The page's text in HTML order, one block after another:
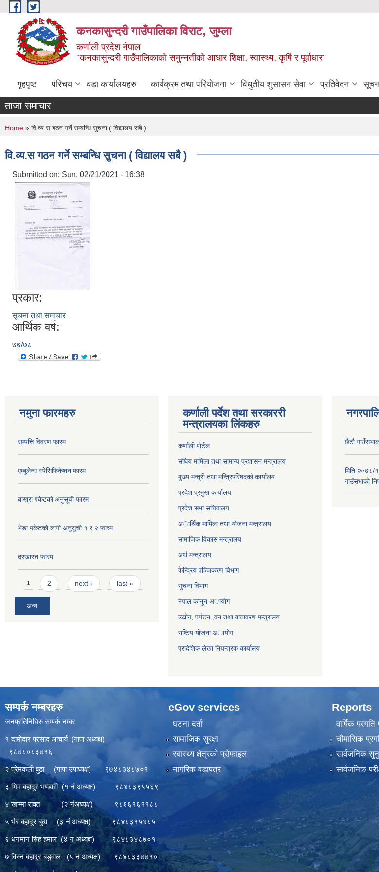
Skip to main content
कनकासुन्दरी गाउँपालिका विराट, जुम्ला
कर्णाली प्रदेश नेपाल
"कनकासुन्दरी गाउँपालिकाको समुन्नतीको आधार शिक्षा, स्वास्थ्य, कृर्षि र पूर्वाधार"
गृहपृष्ठ परिचय वडा कार्यालयहरु कार्यक्रम तथा परियोजना विधुतीय शुसासन सेवा प्रतिवेदन
ताजा समाचार
You are here
Home » वि.व्य.स गठन गर्ने सम्बन्धि सुचना ( विद्यालय सबै )
वि.व्य.स गठन गर्ने सम्बन्धि सुचना ( विद्यालय सबै )
Submitted on: Sun, 02/21/2021 - 16:38
प्रकार:
सूचना तथा समाचार
आर्थिक वर्ष:
७७/७८
नमुना फारमहरु
सम्पत्ति विवरण फारम
एम्बुलेन्स स्पेसिफिकेशन फारम
बाख्रा पकेटको अनुसूची फारम
भेडा पकेटको लागी अनुसुची १ र २ फारम
दरखास्त फारम
Pages
1 2 next › last »
अन्य
कर्णाली पर्देश तथा सरकाररी
मन्त्रालयका लिंकहरु
कर्णाली पाेर्टल
संघिय मामिला तथा सामान्य प्रशासन मन्त्रालय
मुख्य मन्त्री तथा मन्त्रिपरिषदको कार्यालय
प्रदेश प्रमुख कार्यालय
प्रदेश सभा सचिवालय
अार्थिक मामिला तथा याेजना मन्त्रालय
सामाजिक विकास मन्त्रालय
अर्थ मन्त्रालय
केन्द्रिय पञ्जिकरण विभाग
सुचना विभाग
नेपाल कानुन अायाेग
उद्योग, पर्यटन ,वन तथा बातावरण मन्त्रालय
राष्टिय याेजना अायोग
प्रादेशिक लेखा नियन्त्रक कार्यालय
छैटौ
मिति २०७८/
गाउँसभाको
सम्पर्क नम्बरहरु
जनप्रतिनिधिरु सम्पर्क नम्बर
१ दामोदार प्रसाद आचार्य (गापा अध्यक्ष)
९८४८०८३४१६
२ प्रेमकली बुढा (गापा उपाध्यक्ष) ९७४८३४८७०१
३ भिम बहादुर भण्डारी (१ नं अध्यक्ष) ९८४८३९५५६९
४ खाम्मा रावत (२ नंअध्यक्ष) ९८६६१६११८८
५ भैर बहादुर बुढा (३ नं अध्यक्ष) ९८४८३१५४८५
६ धनमान सिह हमाल (४ नं अध्यक्ष) ९८४८३४८७०१
७ विस्न बहादुर बडुवाल (५ नं अध्यक्ष) ९८४८३३४४१०
eGov services
घटना दर्ता
सामाजिक सुरक्षा
स्वास्थ्य क्षेत्रको प्रोफाइल
नागरिक वडापत्र
Reports
वार्षिक
चौमासिक
सार्वजनिक
सार्वजनिक